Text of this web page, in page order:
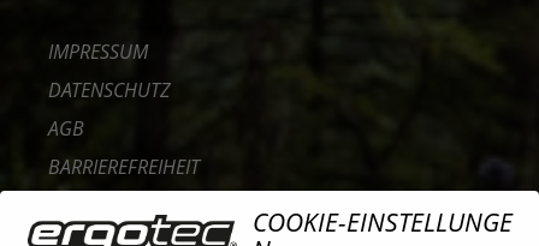
IMPRESSUM
DATENSCHUTZ
AGB
BARRIEREFREIHEIT
COOKIE-EINSTELLUNGE